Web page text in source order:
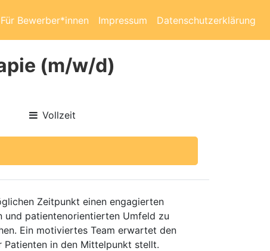
Für Bewerber*innen Impressum Datenschutzerklärung
(m/w/d)
Vollzeit
Zeitpunkt einen engagierten
und patientenorientierten Umfeld zu
Ein motiviertes Team erwartet den
Patienten in den Mittelpunkt stellt.